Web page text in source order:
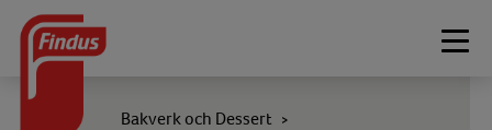
Bakverk och Dessert >